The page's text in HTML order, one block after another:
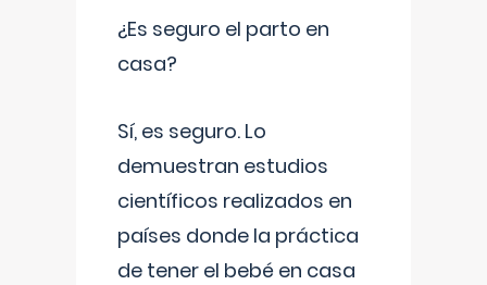
¿Es seguro el parto en
casa?
Sí, es seguro. Lo
demuestran estudios
científicos realizados en
países donde la práctica
de tener el bebé en casa